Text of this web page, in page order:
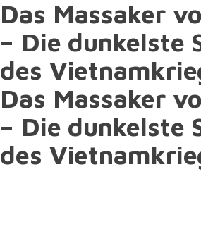
Das Massaker
– Die dunkelste
des
Das Massaker
– Die dunkelste
des